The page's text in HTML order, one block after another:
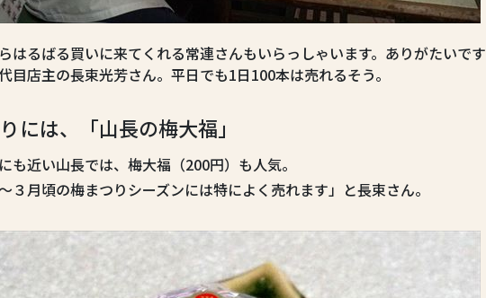
らはるばる買いに来てくれる常連さんもいらっしゃいます。ありがたいです
目店主の長束光芳さん。平日でも1日100本は売れるそう。
には、「山長の梅大福」
も近い山長では、梅大福（200円）も人気。
〜３月頃の梅まつりシーズンには特によく売れます」と長束さん。